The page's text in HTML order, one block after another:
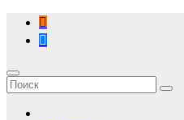
Перейти
содержимому